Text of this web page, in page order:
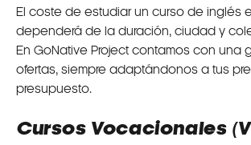
El coste de estudiar un curso de inglés
dependerá de la duración, ciudad y
En GoNative Project contamos con una
ofertas, siempre adaptándonos a tus
presupuesto.
Cursos Vocacionales